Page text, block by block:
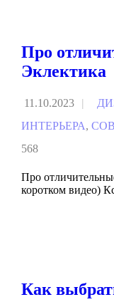
Про
Эклектика
11.10.2023 |
ИНТЕРЬЕРА,
568
Про
коротком видео)
WRITTEN BY
Как